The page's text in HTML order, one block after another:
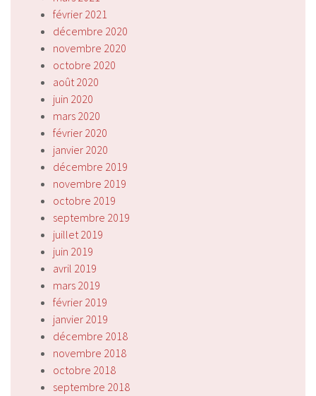
février 2021
décembre 2020
novembre 2020
octobre 2020
août 2020
juin 2020
mars 2020
février 2020
janvier 2020
décembre 2019
novembre 2019
octobre 2019
septembre 2019
juillet 2019
juin 2019
avril 2019
mars 2019
février 2019
janvier 2019
décembre 2018
novembre 2018
octobre 2018
septembre 2018